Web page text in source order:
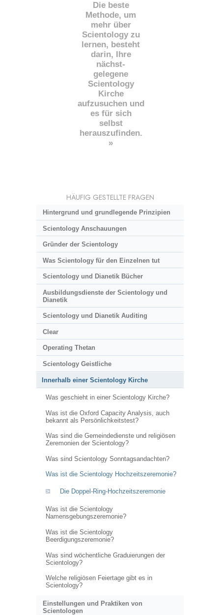
Die beste
Methode, um
mehr über
Scientology zu
lernen, besteht
darin, Ihre
nächst-
gelegene
Scientology
Kirche
aufzusuchen und
es für sich
selbst
herauszufinden.
»
HÄUFIG GESTELLTE FRAGEN
Hintergrund und grundlegende Prinzipien
Scientology Anschauungen
Gründer der Scientology
Was Scientology für den Einzelnen tut
Scientology und Dianetik Bücher
Ausbildungsdienste der Scientology und
Dianetik
Scientology und Dianetik Auditing
Clear
Operating Thetan
Scientology Geistliche
Innerhalb einer Scientology Kirche
Was geschieht in einer Scientology Kirche?
Was ist die Oxford Capacity Analysis, auch
bekannt als Persönlichkeitstest?
Was sind die Gemeindedienste und religiösen
Zeremonien der Scientology?
Was sind Scientology Sonntagsandachten?
Was ist die Scientology Hochzeitszeremonie?
Die Doppel-Ring-Hochzeitszeremonie
Was ist die Scientology
Namensgebungszeremonie?
Was ist die Scientology
Beerdigungszeremonie?
Was sind wöchentliche Graduierungen der
Scientology?
Welche religiösen Feiertage gibt es in
Scientology?
Einstellungen und Praktiken von
Scientologen